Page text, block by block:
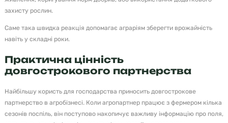
захисту рослин.
Саме така швидка реакція допомагає аграріям зберегти врожайність
навіть у складні роки.
Практична цінність
довгострокового партнерства
Найбільшу користь для господарства приносить довгострокове
партнерство в агробізнесі. Коли агропартнер працює з фермером кілька
сезонів поспіль, він поступово накопичує важливу інформацію про поля,